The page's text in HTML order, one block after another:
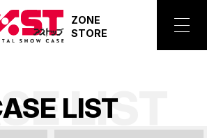
ZONE
STORE
ASE LIST
LIST